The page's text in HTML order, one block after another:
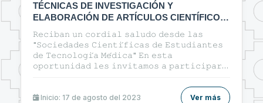
TÉCNICAS DE INVESTIGACIÓN Y
ELABORACIÓN DE ARTÍCULOS CIENTÍFICOS
EN EL ÁREA DE LA SALUD
𝚁𝚎𝚌𝚒𝚋𝚊𝚗 𝚞𝚗 𝚌𝚘𝚛𝚍𝚒𝚊𝚕 𝚜𝚊𝚕𝚞𝚍𝚘 𝚍𝚎𝚜𝚍𝚎 𝚕𝚊𝚜
"𝚂𝚘𝚌𝚒𝚎𝚍𝚊𝚍𝚎𝚜 𝙲𝚒𝚎𝚗𝚝𝚒́𝚏𝚒𝚌𝚊𝚜 𝚍𝚎 𝙴𝚜𝚝𝚞𝚍𝚒𝚊𝚗𝚝𝚎𝚜
𝚍𝚎 𝚃𝚎𝚌𝚗𝚘𝚕𝚘𝚐𝚒́𝚊 𝙼𝚎́𝚍𝚒𝚌𝚊" 𝙴𝚗 𝚎𝚜𝚝𝚊
𝚘𝚙𝚘𝚛𝚝𝚞𝚗𝚒𝚍𝚊𝚍 𝚕𝚎𝚜 𝚒𝚗𝚟𝚒𝚝𝚊𝚖𝚘𝚜 𝚊 𝚙𝚊𝚛𝚝𝚒𝚌𝚒𝚙𝚊𝚛
ᴇʟᴀʙᴏʀᴀᴄɪᴏ́ɴ ᴅᴇ ᴀʀᴛɪ́ᴄᴜʟᴏs ᴄɪᴇɴᴛɪ́ғɪᴄᴏs ᴇɴ ᴇʟ ᴀ́ʀᴇᴀ ᴅᴇ ʟᴀ
sᴀʟᴜᴅ"🔰
Inicio: 17 de agosto del 2023 Ver más